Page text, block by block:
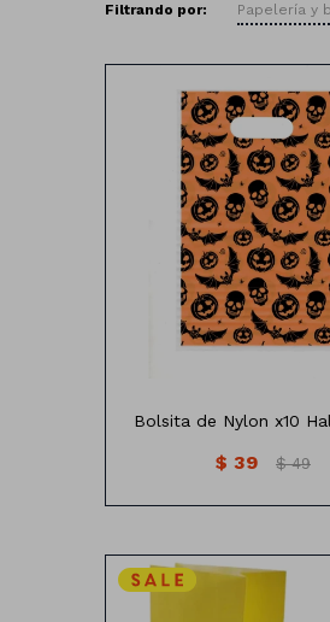
Filtrando por: Papelería y
Bolsita de Nylon x10
$ 39 $ 49